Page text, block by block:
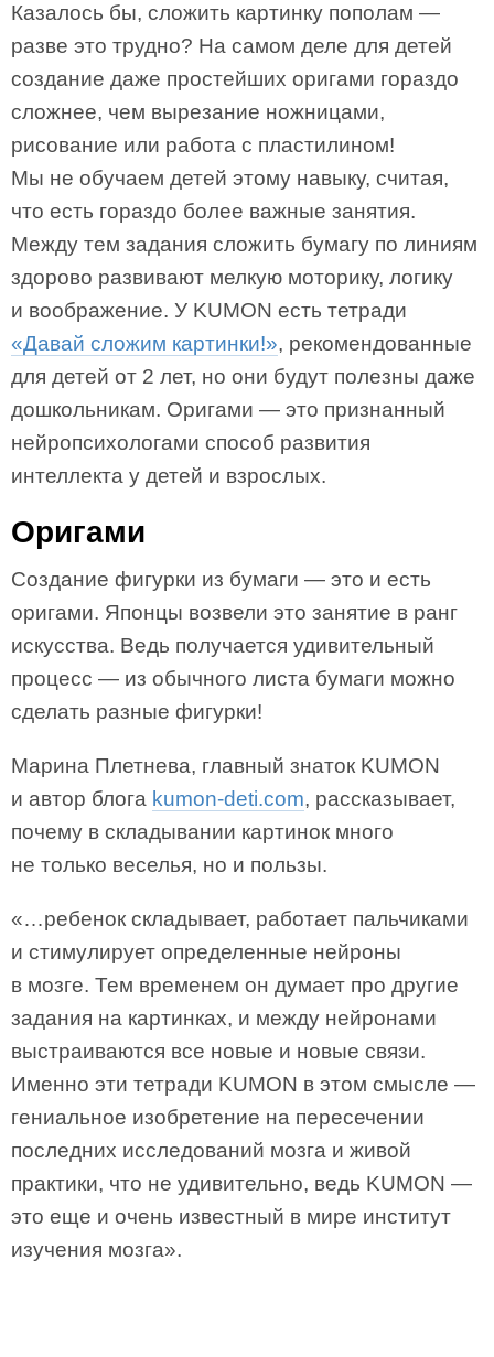
Казалось бы, сложить картинку пополам —
разве это трудно? На самом деле для детей
создание даже простейших оригами гораздо
сложнее, чем вырезание ножницами,
рисование или работа с пластилином!
Мы не обучаем детей этому навыку, считая,
что есть гораздо более важные занятия.
Между тем задания сложить бумагу по линиям
здорово развивают мелкую моторику, логику
и воображение. У KUMON есть тетради
«Давай сложим картинки!», рекомендованные
для детей от 2 лет, но они будут полезны даже
дошкольникам. Оригами — это признанный
нейропсихологами способ развития
интеллекта у детей и взрослых.
Оригами
Создание фигурки из бумаги — это и есть
оригами. Японцы возвели это занятие в ранг
искусства. Ведь получается удивительный
процесс — из обычного листа бумаги можно
сделать разные фигурки!
Марина Плетнева, главный знаток KUMON
и автор блога kumon-deti.com, рассказывает,
почему в складывании картинок много
не только веселья, но и пользы.
«…ребенок складывает, работает пальчиками
и стимулирует определенные нейроны
в мозге. Тем временем он думает про другие
задания на картинках, и между нейронами
выстраиваются все новые и новые связи.
Именно эти тетради KUMON в этом смысле —
гениальное изобретение на пересечении
последних исследований мозга и живой
практики, что не удивительно, ведь KUMON —
это еще и очень известный в мире институт
изучения мозга».